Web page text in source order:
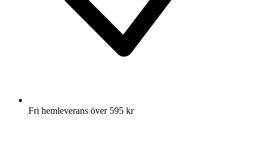
Fri hemleverans över 595 kr